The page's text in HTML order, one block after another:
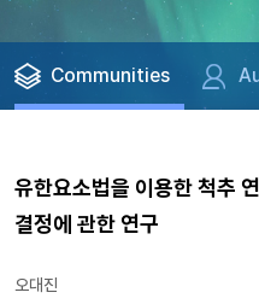
Communities
유한요소법을 이용한 척추
결정에 관한 연구
오대진